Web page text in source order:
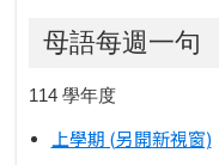
母語每週一句
114 學年度
上學期 (另開新視窗)